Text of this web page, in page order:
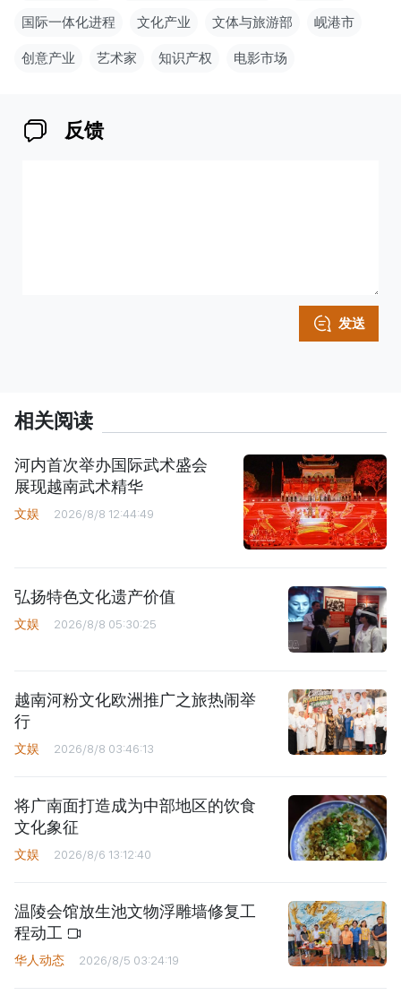
国际一体化进程 文化产业 文体与旅游部 岘港市
创意产业 艺术家 知识产权 电影市场
反馈
发送
相关阅读
河内首次举办国际武术盛会
展现越南武术精华
文娱 2026/8/8 12:44:49
弘扬特色文化遗产价值
文娱 2026/8/8 05:30:25
越南河粉文化欧洲推广之旅热闹举
行
文娱 2026/8/8 03:46:13
将广南面打造成为中部地区的饮食
文化象征
文娱 2026/8/6 13:12:40
温陵会馆放生池文物浮雕墙修复工
程动工
华人动态 2026/8/5 03:24:19